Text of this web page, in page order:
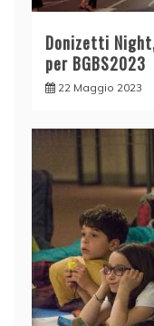
Donizetti
per BGBS2023
22 Maggio 2023